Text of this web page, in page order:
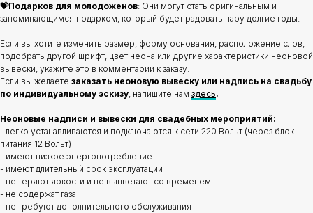
💝Подарков для молодоженов: Они могут стать оригинальным и
запоминающимся подарком, который будет радовать пару долгие годы.
Если вы хотите изменить размер, форму основания, расположение слов,
подобрать другой шрифт, цвет неона или другие характеристики неоновой
вывески, укажите это в комментарии к заказу.
Если вы желаете заказать неоновую вывеску или надпись на свадьбу
по индивидуальному эскизу, напишите нам здесь.
Неоновые надписи и вывески для свадебных мероприятий:
- легко устанавливаются и подключаются к сети 220 Вольт (через блок
питания 12 Вольт)
- имеют низкое энергопотребление.
- имеют длительный срок эксплуатации
- не теряют яркости и не выцветают со временем
- не содержат газа
- не требуют дополнительного обслуживания